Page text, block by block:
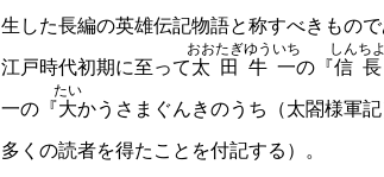
生した長編の英雄伝記物語と称すべきもの
江戸時代初期に至って太田牛一
おおたぎゆういち
の『信
しんち
一の『大
たい
かうさまぐんきのうち（太閤様軍
多くの読者を得たことを付記する）。